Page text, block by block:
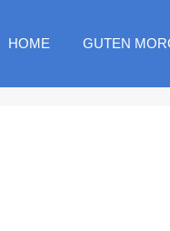
HOME GUTEN